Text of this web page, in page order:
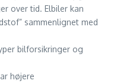
over tid. Elbiler kan
sammenlignet med
bilforsikringer og
højere